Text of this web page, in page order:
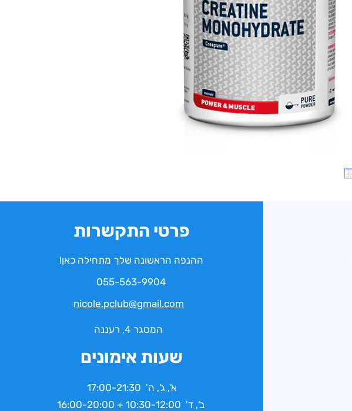
פרטי התקשרות
ההנפה הראשונה שלך מתחילה כאן!
055-563-9904
nicole.pclub@gmail.com
המסגר 4, רעננה
שעות אימונים
א', ג', ה' 17:00-21:30
ב', ד' 10:30-12:00 + 16:00-20:00